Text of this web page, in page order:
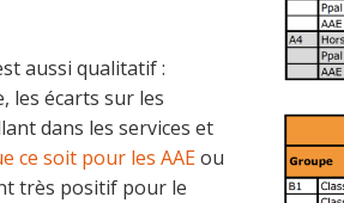
aussi qualitatif :
les écarts sur les
dans les services et
ce soit pour les AAEou
très positif pour le